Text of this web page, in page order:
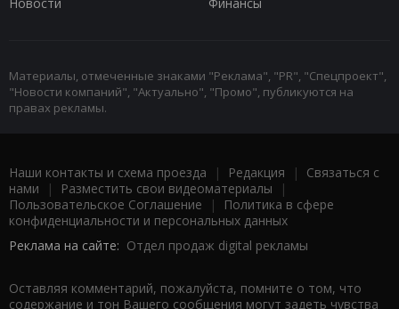
Новости
Финансы
Материалы, отмеченные знаками "Реклама", "PR", "Спецпроект",
"Новости компаний", "Актуально", "Промо", публикуются на
правах рекламы.
Наши контакты и схема проезда | Редакция | Связаться с
нами | Разместить свои видеоматериалы |
Пользовательское Соглашение |
Политика в сфере
конфиденциальности и персональных данных
Реклама на сайте: Отдел продаж digital рекламы
Оставляя комментарий, пожалуйста, помните о том, что
содержание и тон Вашего сообщения могут задеть чувства